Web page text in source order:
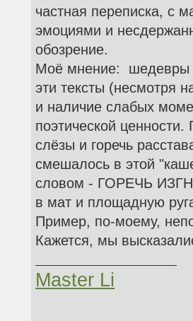
частная переписка, с
эмоциями и
обозрение.
Моё мнение: шедевры
эти тексты (несмотря
и наличие слабых
поэтической
слёзы и горечь
смешалось в этой
словом - ГОРЕЧЬ
в мат и площадную
Пример, по-моему,
Кажется, мы
Master Li